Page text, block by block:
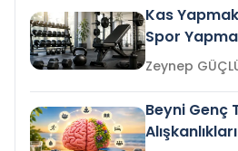
Kas
Spor
Zeynep
Beyni Genç
Alışkanlıkları